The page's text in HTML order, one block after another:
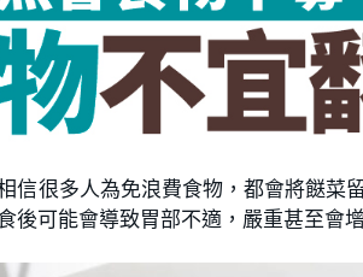
信很多人為免浪費食物，都會將餸菜
後可能會導致胃部不適，嚴重甚至會